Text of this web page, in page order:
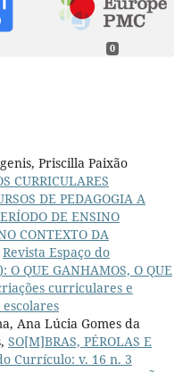
0
Priscilla Paixão
CURRICULARES
DE PEDAGOGIA A
DE ENSINO
CONTEXTO DA
Revista Espaço do
QUE GANHAMOS, O QUE
curriculares e
Ana Lúcia Gomes da
SO[M]BRAS, PÉROLAS E
Currículo: v. 16 n. 3